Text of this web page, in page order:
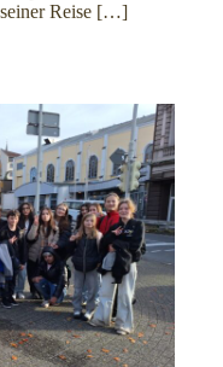
Reise […]